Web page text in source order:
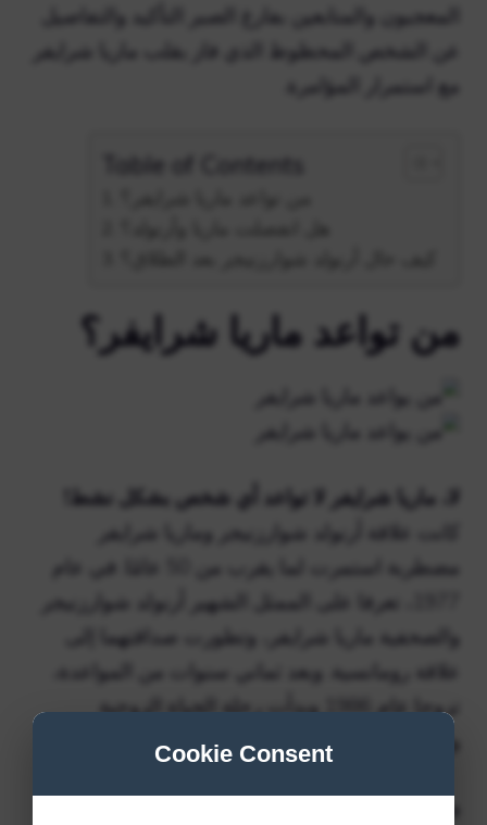
Cookie Consent
المعجبون والمتابعين بفارغ الصبر التأكيد والتفاصيل
عن الشخص المحظوظ الذي فاز بقلب ماريا شرايفر
مع استمرار المؤامرة.
Table of Contents
من تواعد ماريا شرايفر؟
لا، ماريا شرايفر لا تواعد أي شخص بشكل نشط!
كانت علاقة أرنولد شوارزنيجر وماريا شرايفر
مضطربة استمرت لما يقرب من 50 عامًا. في عام
1977، تعرفا على الممثل الشهير أرنولد شوارزنيجر
والصحفية ماريا شرايفر، وتطورت صداقتهما إلى
علاقة رومانسية. وبعد ثماني سنوات من المواعدة،
تزوجا عام 1986 وبدأت رحلة الحياة الزوجية
والعائلية.
ولد لشوارزنيجر وشرايفر أربعة أطفال أثناء زواجهما: